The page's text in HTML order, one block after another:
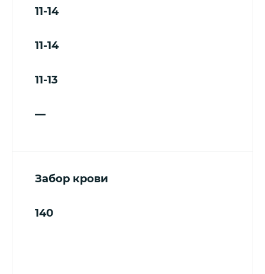
11-14
11-14
11-13
—
Забор крови
140